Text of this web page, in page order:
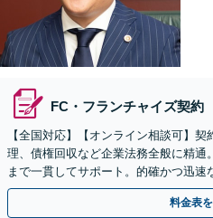
FC・フランチャイズ契約
【全国対応】【オンライン相談可】
理、債権回収など企業法務全般に精通
まで一貫してサポート。的確かつ迅速
す。【初回相談無料】【休日・夜間相
料金表